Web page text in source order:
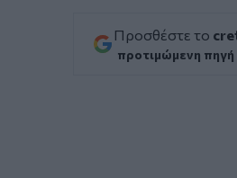
Προσθέστε το
προτιμώμενη